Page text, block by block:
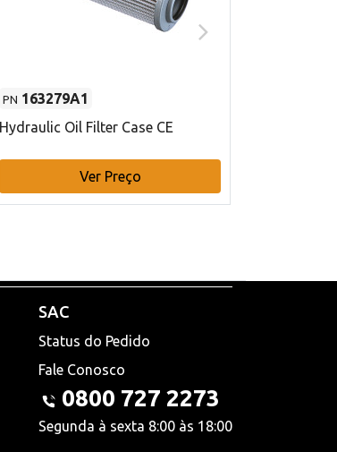
PN 163279A1
Hydraulic Oil Filter Case CE
Ver Preço
SAC
Status do Pedido
Fale Conosco
0800 727 2273
Segunda à sexta 8:00 às 18:00